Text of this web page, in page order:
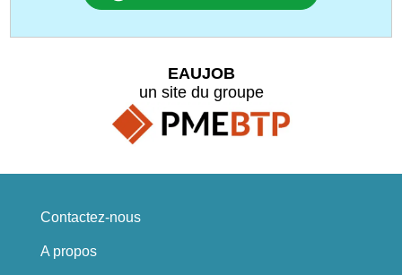
EAUJOB
un site du groupe
Contactez-nous
A propos